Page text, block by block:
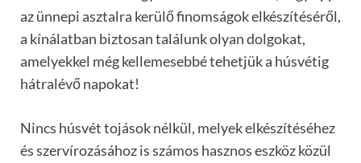
az ünnepi asztalra kerülő finomságok elkészítéséről,
a kínálatban biztosan találunk olyan dolgokat,
amelyekkel még kellemesebbé tehetjük a húsvétig
hátralévő napokat!
Nincs húsvét tojások nélkül, melyek elkészítéséhez
és szervírozásához is számos hasznos eszköz közül